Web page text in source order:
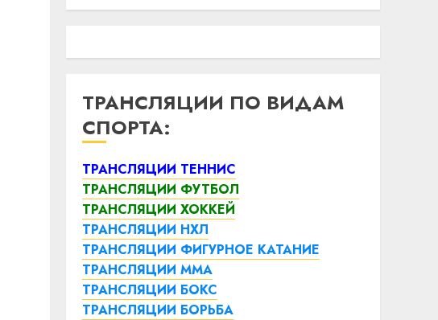
ТРАНСЛЯЦИИ ПО ВИДАМ
СПОРТА:
ТРАНСЛЯЦИИ ТЕННИС
ТРАНСЛЯЦИИ ФУТБОЛ
ТРАНСЛЯЦИИ ХОККЕЙ
ТРАНСЛЯЦИИ НХЛ
ТРАНСЛЯЦИИ ФИГУРНОЕ КАТАНИЕ
ТРАНСЛЯЦИИ ММА
ТРАНСЛЯЦИИ БОКС
ТРАНСЛЯЦИИ БОРЬБА